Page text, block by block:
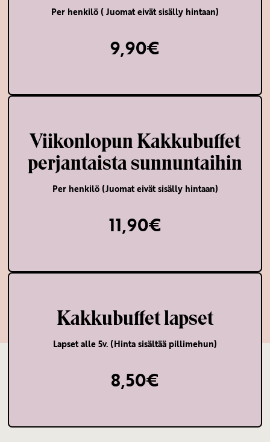
Per henkilö ( Juomat eivät sisälly hintaan)
9,90€
Viikonlopun Kakkubuffet
perjantaista sunnuntaihin
Per henkilö (Juomat eivät sisälly hintaan)
11,90€
Kakkubuffet lapset
Lapset alle 5v. (Hinta sisältää pillimehun)
8,50€